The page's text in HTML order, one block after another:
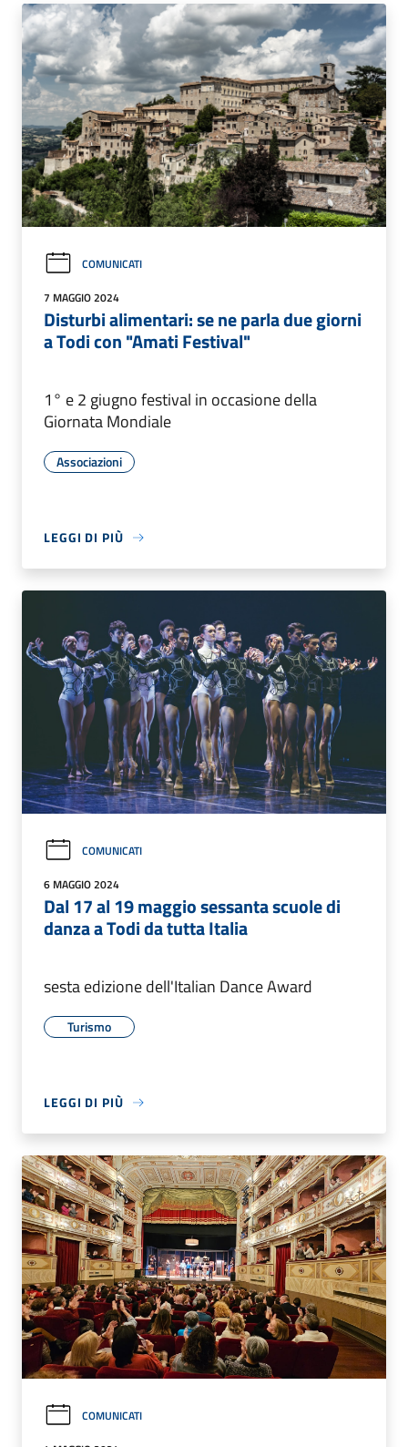
COMUNICATI
7 MAGGIO 2024
Disturbi alimentari: se ne parla due giorni
a Todi con "Amati Festival"
1° e 2 giugno festival in occasione della
Giornata Mondiale
Associazioni
LEGGI DI PIÙ
COMUNICATI
6 MAGGIO 2024
Dal 17 al 19 maggio sessanta scuole di
danza a Todi da tutta Italia
sesta edizione dell'Italian Dance Award
Turismo
LEGGI DI PIÙ
COMUNICATI